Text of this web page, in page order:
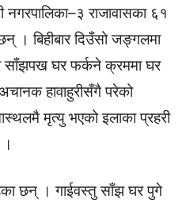
राजावासका ६१
। बिहीबार दिउँसो जङ्गलमा
साँझपख घर फर्कने क्रममा घर
हावाहुरीसँगै परेको
मृत्यु भएको इलाका प्रहरी
छन् । गाईवस्तु साँझ घर पुगे